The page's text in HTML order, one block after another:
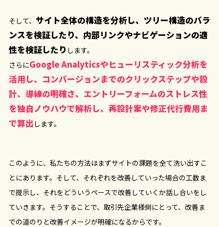
そして、 サイト全体の構造を分析し、ツリー構造のバラ
ンスを検証したり、内部リンクやナビゲーションの適
性を検証したり します。
さらにGoogle Analyticsやヒューリスティック分析を
活用し、コンバージョンまでのクリックステップや設
計、導線の明確さ、エントリーフォームのストレス性
を独自ノウハウで解析し、再設計案や修正代行費用ま
で算出 します。
このように、私たちの方法はまずサイトの課題を全て洗い出すこ
とにあります。そして、それぞれを改善していった場合の工数ま
で提示し、それをどういうペースで改善していくか話し合いをし
ていきます。そうすることで、取引先企業様側にとって、改善ま
での道のりと改善イメージが明確になるからです。